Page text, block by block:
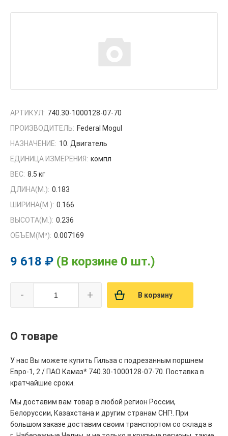
АРТИКУЛ: 740.30-1000128-07-70
ПРОИЗВОДИТЕЛЬ: Federal Mogul
НАЗНАЧЕНИЕ: 10. Двигатель
ЕДИНИЦА ИЗМЕРЕНИЯ: компл
ВЕС: 8.5 кг
ДЛИНА(М.): 0.183
ШИРИНА(М.): 0.166
ВЫСОТА(М.): 0.236
ОБЪЕМ(M³): 0.007169
9 618 ₽ (В корзине 0 шт.)
- + В корзину
О товаре
У нас Вы можете купить Гильза с подрезанным поршнем
Евро-1, 2 / ПАО Камаз* 740.30-1000128-07-70. Поставка в
кратчайшие сроки.
Мы доставим вам товар в любой регион России,
Белоруссии, Казахстана и другим странам СНГ!. При
большом заказе доставим своим транспортом со склада в